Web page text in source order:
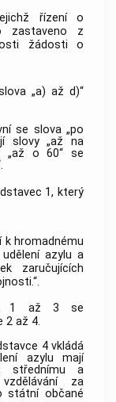
řízení o
zastaveno z
žádosti o
„a) až d)“
se slova „po
slovy „až na
„až o 60“ se
1, který
k hromadnému
azylu a
zaručujících
1 až 3 se
2 až 4.
4 vkládá
azylu mají
střednímu a
za
státní občané